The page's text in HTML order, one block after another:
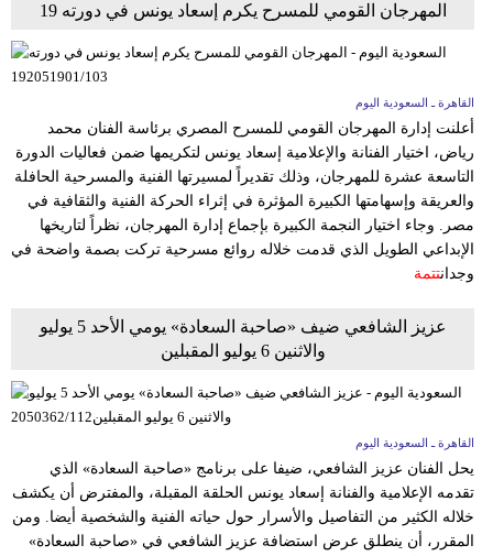
المهرجان القومي للمسرح يكرم إسعاد يونس في دورته 19
القاهرة ـ السعودية اليوم
أعلنت إدارة المهرجان القومي للمسرح المصري برئاسة الفنان محمد
رياض، اختيار الفنانة والإعلامية إسعاد يونس لتكريمها ضمن فعاليات الدورة
التاسعة عشرة للمهرجان، وذلك تقديراً لمسيرتها الفنية والمسرحية الحافلة
والعريقة وإسهامتها الكبيرة المؤثرة في إثراء الحركة الفنية والثقافية في
مصر. وجاء اختيار النجمة الكبيرة بإجماع إدارة المهرجان، نظراً لتاريخها
الإبداعي الطويل الذي قدمت خلاله روائع مسرحية تركت بصمة واضحة في
وجدانتتمة
عزيز الشافعي ضيف «صاحبة السعادة» يومي الأحد 5 يوليو
والاثنين 6 يوليو المقبلين
القاهرة ـ السعودية اليوم
يحل الفنان عزيز الشافعي، ضيفا على برنامج «صاحبة السعادة» الذي
تقدمه الإعلامية والفنانة إسعاد يونس الحلقة المقبلة، والمفترض أن يكشف
خلاله الكثير من التفاصيل والأسرار حول حياته الفنية والشخصية أيضا. ومن
المقرر، أن ينطلق عرض استضافة عزيز الشافعي في «صاحبة السعادة»